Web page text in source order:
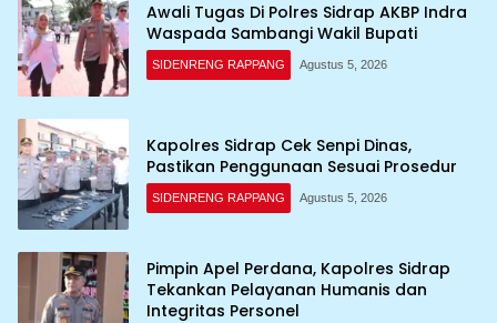
Awali Tugas Di Polres Sidrap AKBP Indra
Waspada Sambangi Wakil Bupati
SIDENRENG RAPPANG Agustus 5, 2026
Kapolres Sidrap Cek Senpi Dinas,
Pastikan Penggunaan Sesuai Prosedur
SIDENRENG RAPPANG Agustus 5, 2026
Pimpin Apel Perdana, Kapolres Sidrap
Tekankan Pelayanan Humanis dan
Integritas Personel